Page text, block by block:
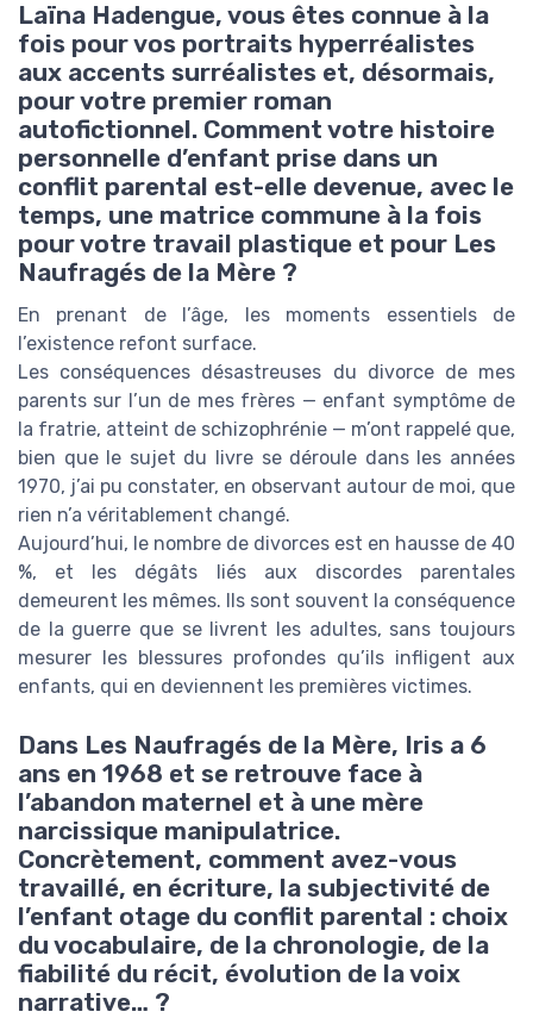
Laïna Hadengue, vous êtes connue à la
fois pour vos portraits hyperréalistes
aux accents surréalistes et, désormais,
pour votre premier roman
autofictionnel. Comment votre histoire
personnelle d’enfant prise dans un
conflit parental est-elle devenue, avec le
temps, une matrice commune à la fois
pour votre travail plastique et pour Les
Naufragés de la Mère ?
En prenant de l’âge, les moments essentiels de
l’existence refont surface.
Les conséquences désastreuses du divorce de mes
parents sur l’un de mes frères — enfant symptôme de
la fratrie, atteint de schizophrénie — m’ont rappelé que,
bien que le sujet du livre se déroule dans les années
1970, j’ai pu constater, en observant autour de moi, que
rien n’a véritablement changé.
Aujourd’hui, le nombre de divorces est en hausse de 40
%, et les dégâts liés aux discordes parentales
demeurent les mêmes. Ils sont souvent la conséquence
de la guerre que se livrent les adultes, sans toujours
mesurer les blessures profondes qu’ils infligent aux
enfants, qui en deviennent les premières victimes.
Dans Les Naufragés de la Mère, Iris a 6
ans en 1968 et se retrouve face à
l’abandon maternel et à une mère
narcissique manipulatrice.
Concrètement, comment avez-vous
travaillé, en écriture, la subjectivité de
l’enfant otage du conflit parental : choix
du vocabulaire, de la chronologie, de la
fiabilité du récit, évolution de la voix
narrative… ?